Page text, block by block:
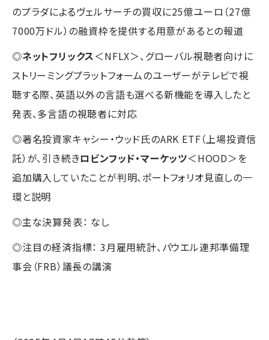
のプラダによるヴェルサーチの買収に25億ユーロ（27億
7000万ドル）の融資枠を提供する用意があるとの報道
◎ネットフリックス＜NFLX＞、グローバル視聴者向けに
ストリーミングプラットフォームのユーザーがテレビで視
聴する際、英語以外の言語も選べる新機能を導入したと
発表、多言語の視聴者に対応
◎著名投資家キャシー・ウッド氏のARK ETF（上場投資信
託）が、引き続きロビンフッド・マーケッツ＜HOOD＞を
追加購入していたことが判明、ポートフォリオ見直しの一
環と説明
◎主な決算発表： なし
◎注目の経済指標： 3月雇用統計、パウエル連邦準備理
事会（FRB）議長の講演